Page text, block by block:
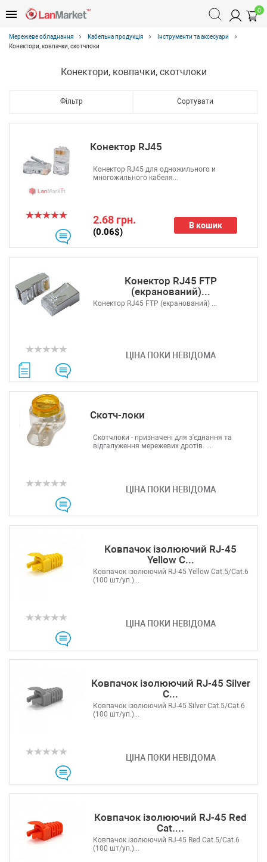
0
Мережеве обладнання Кабельна продукція
Інструменти та аксесуари
Конектори, ковпачки, скотчлоки
Конектори, ковпачки, скотчлоки
Фільтр Сортувати
Конектор RJ45
2.68 грн.
(0.06$)
В кошик
Конектор RJ45 для одножильного и
многожильного кабеля...
Конектор RJ45 FTP
(екранований)...
ЦІНА ПОКИ НЕВІДОМА
Конектор RJ45 FTP (екранований) ...
Скотч-локи
ЦІНА ПОКИ НЕВІДОМА
Скотчлоки - призначені для з'єднання та
відгалуження мережевих дротів. ...
Ковпачок ізолюючий RJ-45
Yellow C...
ЦІНА ПОКИ НЕВІДОМА
Ковпачок ізолюючий RJ-45 Yellow Cat.5/Cat.6
(100 шт/уп.)...
Ковпачок ізолюючий RJ-45 Silver
C...
ЦІНА ПОКИ НЕВІДОМА
Ковпачок ізолюючий RJ-45 Silver Cat.5/Cat.6
(100 шт/уп.)...
Ковпачок ізолюючий RJ-45 Red
Cat....
Ковпачок ізолюючий RJ-45 Red Cat.5/Cat.6
(100 шт/уп.)...